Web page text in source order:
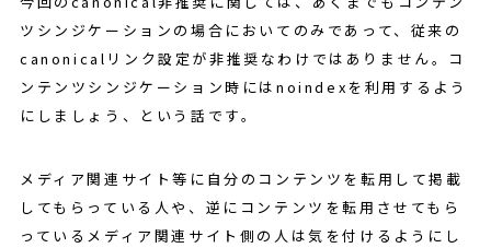
ツシンジケーションの場合においてのみであって、従来の
canonicalリンク設定が非推奨なわけではありません。コ
ンテンツシンジケーション時にはnoindexを利用するよう
にしましょう、という話です。
メディア関連サイト等に自分のコンテンツを転用して掲載
してもらっている人や、逆にコンテンツを転用させてもら
っているメディア関連サイト側の人は気を付けるようにし